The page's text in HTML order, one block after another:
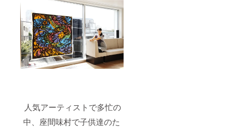
人気アーティストで多忙の
中、座間味村で子供達のた